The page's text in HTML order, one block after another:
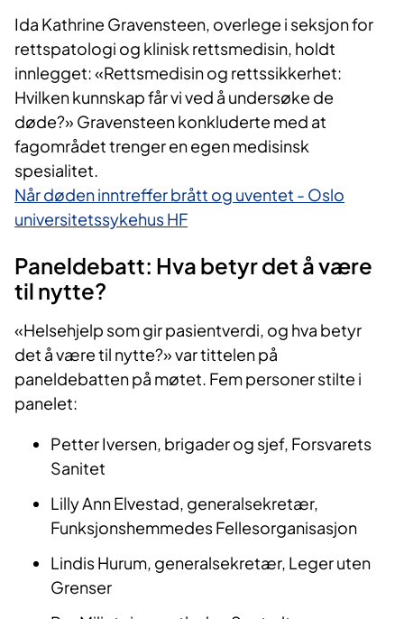
Ida Kathrine Gravensteen, overlege i seksjon for
rettspatologi og klinisk rettsmedisin, holdt
innlegget: «Rettsmedisin og rettssikkerhet:
Hvilken kunnskap får vi ved å undersøke de
døde?» Gravensteen konkluderte med at
fagområdet trenger en egen medisinsk
spesialitet.
Når døden inntreffer brått og uventet - Oslo
universitetssykehus HF
Paneldebatt: Hva betyr det å være
til nytte?
«Helsehjelp som gir pasientverdi, og hva betyr
det å være til nytte?» var tittelen på
paneldebatten på møtet. Fem personer stilte i
panelet:
Petter Iversen, brigader og sjef, Forsvarets
Sanitet ​
Lilly Ann Elvestad, generalsekretær,
Funksjonshemmedes Fellesorganisasjon ​
Lindis Hurum, generalsekretær, Leger uten
Grenser ​